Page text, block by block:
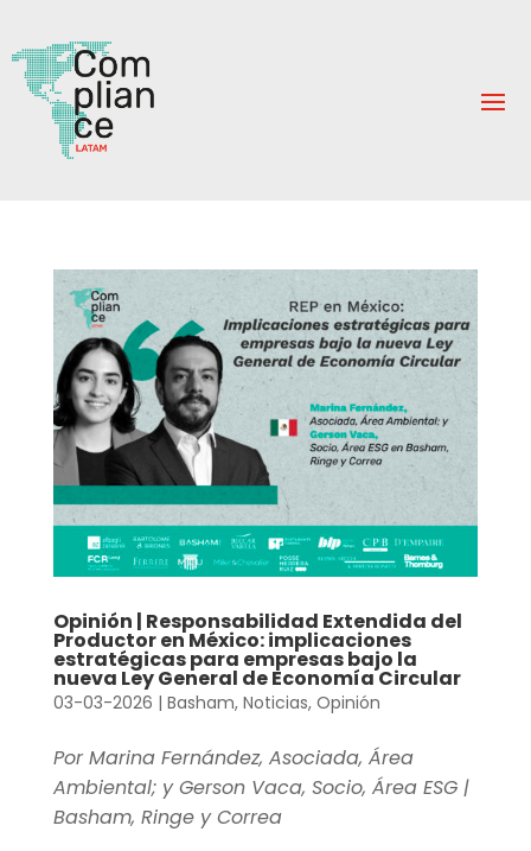
Opinión | Responsabilidad Extendida del
Productor en México: implicaciones
estratégicas para empresas bajo la
nueva Ley General de Economía Circular
03-03-2026 | Basham, Noticias, Opinión
Por Marina Fernández, Asociada, Área
Ambiental; y Gerson Vaca, Socio, Área ESG |
Basham, Ringe y Correa